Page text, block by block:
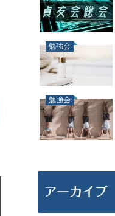
勉強会
勉強会
アーカイブ